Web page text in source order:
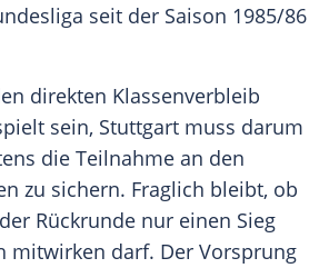
seit der Saison 1985/86
direkten Klassenverbleib
sein, Stuttgart muss darum
die Teilnahme an den
zu sichern. Fraglich bleibt, ob
Rückrunde nur einen Sieg
mitwirken darf. Der Vorsprung